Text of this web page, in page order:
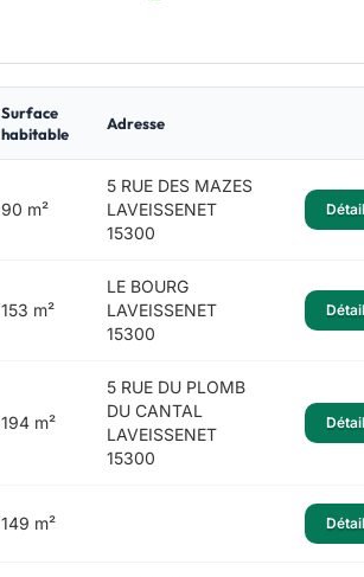
Surface
habitable
Adresse
90 m²
5 RUE DES MAZES
LAVEISSENET
15300
153 m²
LE BOURG
LAVEISSENET
15300
194 m²
5 RUE DU PLOMB
DU CANTAL
LAVEISSENET
15300
149 m²